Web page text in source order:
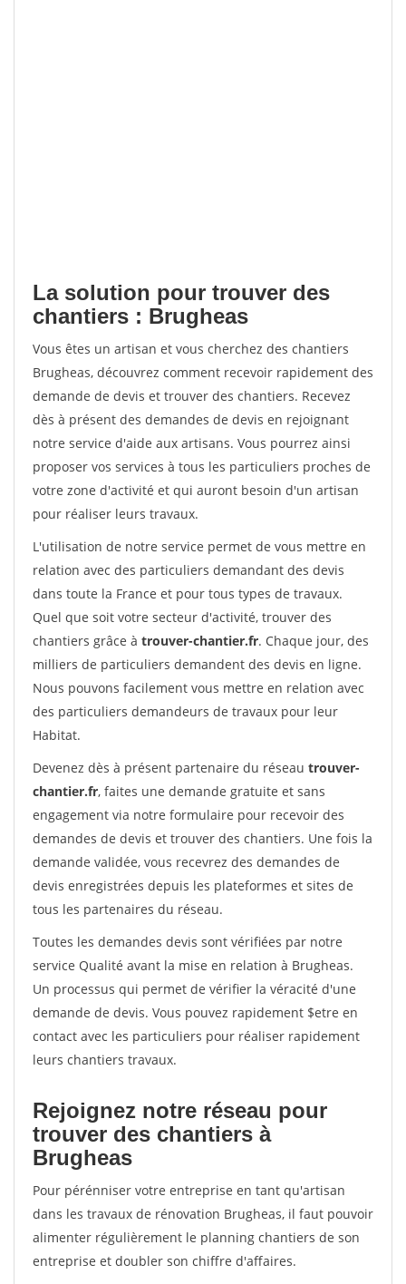
La solution pour trouver des
chantiers : Brugheas
Vous êtes un artisan et vous cherchez des chantiers
Brugheas, découvrez comment recevoir rapidement des
demande de devis et trouver des chantiers. Recevez
dès à présent des demandes de devis en rejoignant
notre service d'aide aux artisans. Vous pourrez ainsi
proposer vos services à tous les particuliers proches de
votre zone d'activité et qui auront besoin d'un artisan
pour réaliser leurs travaux.
L'utilisation de notre service permet de vous mettre en
relation avec des particuliers demandant des devis
dans toute la France et pour tous types de travaux.
Quel que soit votre secteur d'activité, trouver des
chantiers grâce à trouver-chantier.fr. Chaque jour, des
milliers de particuliers demandent des devis en ligne.
Nous pouvons facilement vous mettre en relation avec
des particuliers demandeurs de travaux pour leur
Habitat.
Devenez dès à présent partenaire du réseau trouver-
chantier.fr, faites une demande gratuite et sans
engagement via notre formulaire pour recevoir des
demandes de devis et trouver des chantiers. Une fois la
demande validée, vous recevrez des demandes de
devis enregistrées depuis les plateformes et sites de
tous les partenaires du réseau.
Toutes les demandes devis sont vérifiées par notre
service Qualité avant la mise en relation à Brugheas.
Un processus qui permet de vérifier la véracité d'une
demande de devis. Vous pouvez rapidement $etre en
contact avec les particuliers pour réaliser rapidement
leurs chantiers travaux.
Rejoignez notre réseau pour
trouver des chantiers à
Brugheas
Pour pérénniser votre entreprise en tant qu'artisan
dans les travaux de rénovation Brugheas, il faut pouvoir
alimenter régulièrement le planning chantiers de son
entreprise et doubler son chiffre d'affaires.